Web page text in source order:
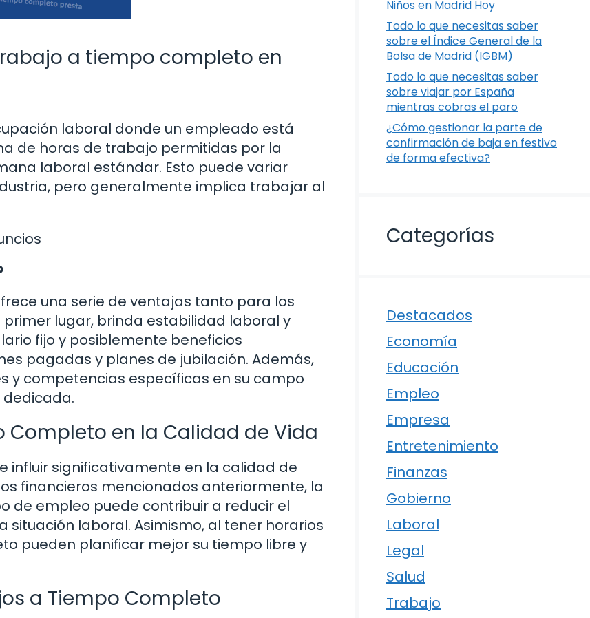
a tiempo completo en
laboral donde un empleado está
de horas de trabajo permitidas por la
laboral estándar. Esto puede variar
pero generalmente implica trabajar al
una serie de ventajas tanto para los
lugar, brinda estabilidad laboral y
fijo y posiblemente beneficios
pagadas y planes de jubilación. Además,
y competencias específicas en su campo
Completo en la Calidad de Vida
influir significativamente en la calidad de
financieros mencionados anteriormente, la
de empleo puede contribuir a reducir el
laboral. Asimismo, al tener horarios
pueden planificar mejor su tiempo libre y
a Tiempo Completo
Niños en Madrid Hoy
Todo lo que necesitas saber
sobre el Índice General de la
Bolsa de Madrid (IGBM)
Todo lo que necesitas saber
sobre viajar por España
mientras cobras el paro
¿Cómo gestionar la parte de
confirmación de baja en festivo
de forma efectiva?
Categorías
Destacados
Economía
Educación
Empleo
Empresa
Entretenimiento
Finanzas
Gobierno
Laboral
Legal
Salud
Trabajo